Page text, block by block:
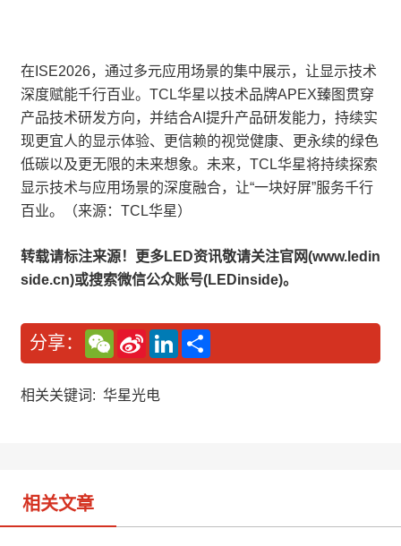
在ISE2026，通过多元应用场景的集中展示，让显示技术
深度赋能千行百业。TCL华星以技术品牌APEX臻图贯穿
产品技术研发方向，并结合AI提升产品研发能力，持续实
现更宜人的显示体验、更信赖的视觉健康、更永续的绿色
低碳以及更无限的未来想象。未来，TCL华星将持续探索
显示技术与应用场景的深度融合，让“一块好屏”服务千行
百业。（来源：TCL华星）
转载请标注来源！更多LED资讯敬请关注官网(www.ledin
side.cn)或搜索微信公众账号(LEDinside)。
分享：
W
e
C
a
S
n
W
L
n
相关关键词: 华星光电
相关文章